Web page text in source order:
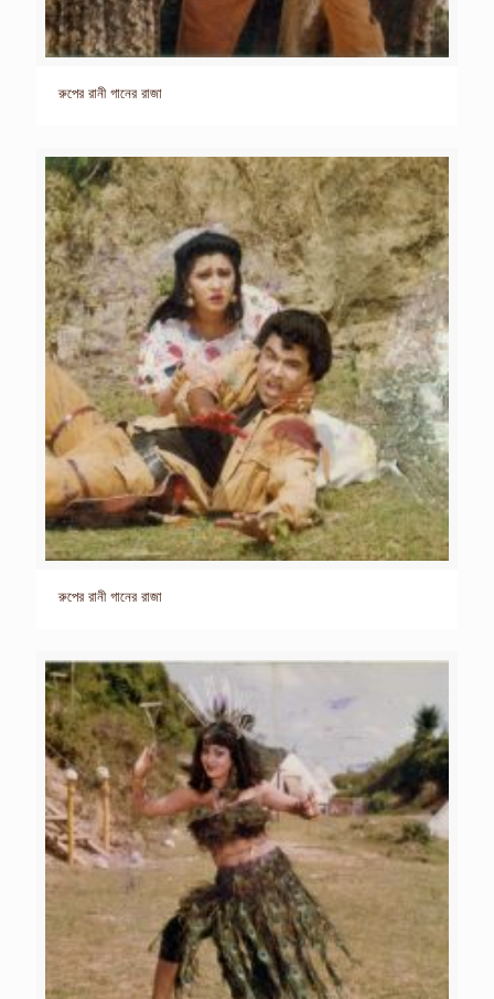
রুপের রানী গানের রাজা
রুপের রানী গানের রাজা